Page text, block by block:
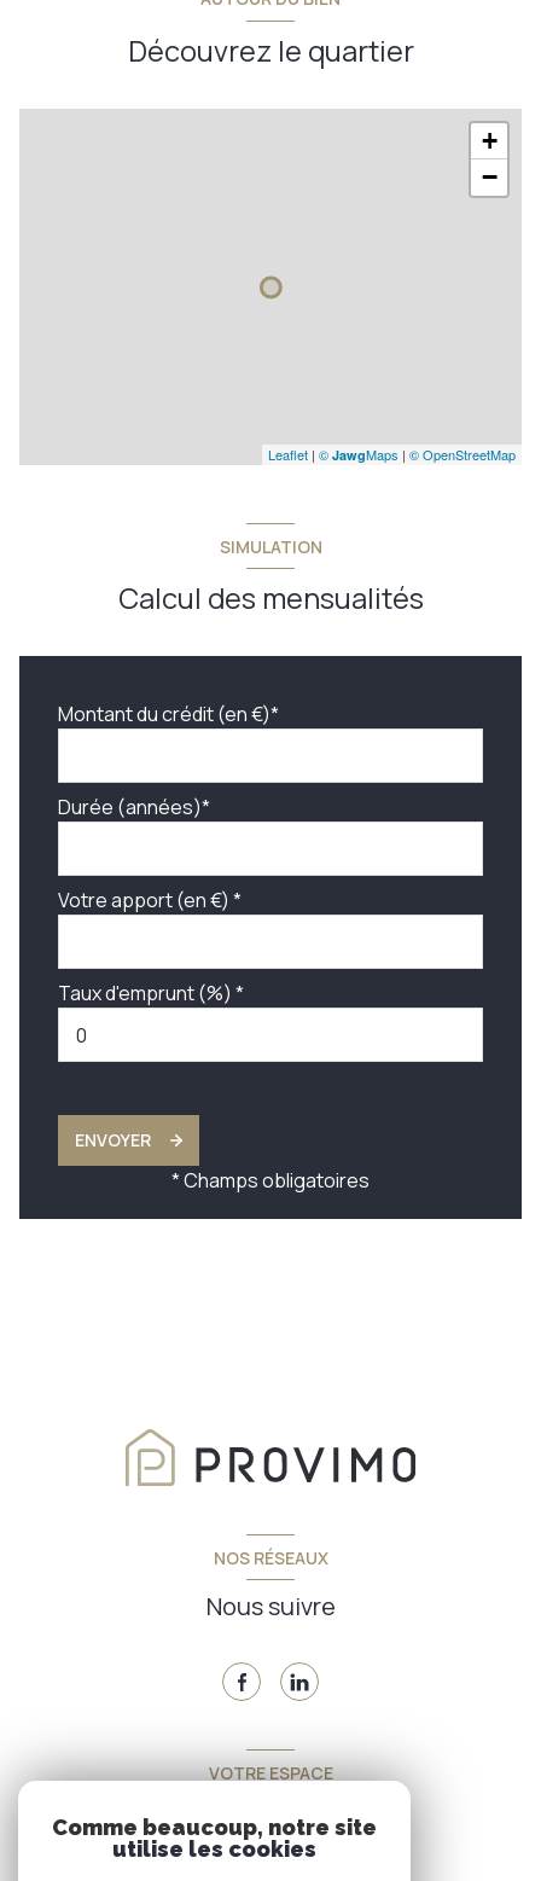
Découvrez le quartier
+
−
Leaflet | © JawgMaps | © OpenStreetMap
SIMULATION
Calcul des mensualités
Montant du crédit (en €)*
Durée (années)*
Votre apport (en €) *
Taux d'emprunt (%) *
ENVOYER
* Champs obligatoires
NOS RÉSEAUX
Nous suivre
VOTRE ESPACE
Espace propriétaire
Comme beaucoup, notre site
utilise les cookies